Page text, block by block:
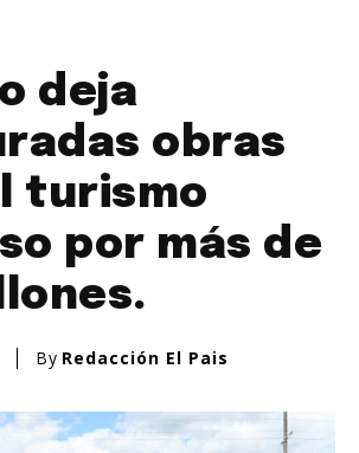
deja
obras
turismo
por más de
By Redacción El Pais